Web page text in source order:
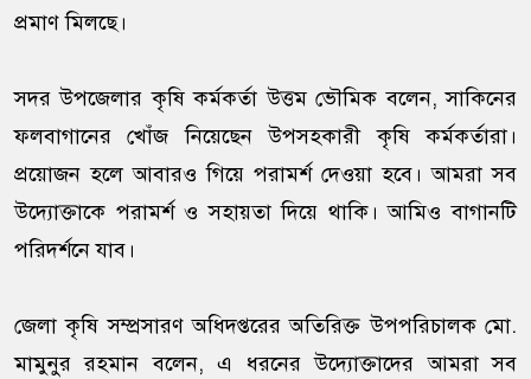
প্রমাণ মিলছে।
সদর উপজেলার কৃষি কর্মকর্তা উত্তম ভৌমিক বলেন, সাকিনের
ফলবাগানের খোঁজ নিয়েছেন উপসহকারী কৃষি কর্মকর্তারা।
প্রয়োজন হলে আবারও গিয়ে পরামর্শ দেওয়া হবে। আমরা সব
উদ্যোক্তাকে পরামর্শ ও সহায়তা দিয়ে থাকি। আমিও বাগানটি
পরিদর্শনে যাব।
জেলা কৃষি সম্প্রসারণ অধিদপ্তরের অতিরিক্ত উপপরিচালক মো.
মামুনুর রহমান বলেন, এ ধরনের উদ্যোক্তাদের আমরা সব